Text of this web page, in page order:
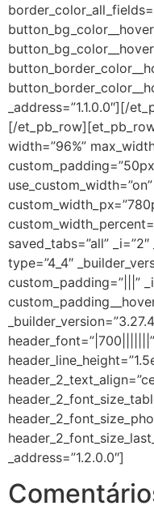
_address=”1.1.0.0″][/
[/
width=”96%”
saved_tabs=”all”
type=”4_4″
custom_padding=”|||”
_address=”1.2.0.0″]